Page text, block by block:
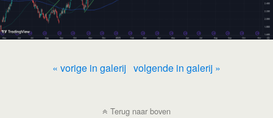
« vorige in galerij volgende in galerij »
Terug naar boven